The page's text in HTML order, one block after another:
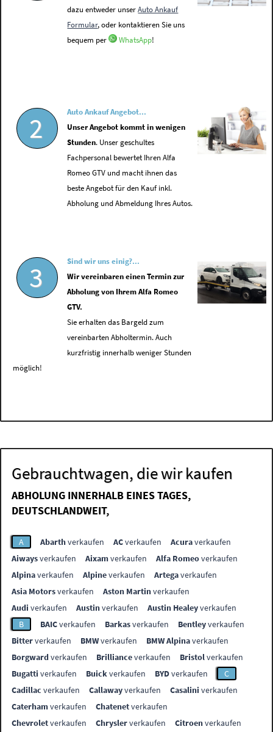
dazu entweder unserAuto Ankauf
Formular, oder kontaktieren Sie uns
bequem per
WhatsApp!
2
Auto Ankauf Angebot...
Unser Angebot kommt in wenigen
Stunden. Unser geschultes
Fachpersonal bewertet Ihren Alfa
Romeo GTV und macht ihnen das
beste Angebot für den Kauf inkl.
Abholung und Abmeldung Ihres Autos.
3
Sind wir uns einig?...
Wir vereinbaren einen Termin zur
Abholung von Ihrem Alfa Romeo
GTV.
Sie erhalten das Bargeld zum
vereinbarten Abholtermin. Auch
kurzfristig innerhalb weniger Stunden
möglich!
Gebrauchtwagen, die wir kaufen
ABHOLUNG INNERHALB EINES TAGES,
DEUTSCHLANDWEIT,
A Abarthverkaufen ACverkaufen Acuraverkaufen
Aiwaysverkaufen Aixamverkaufen Alfa Romeoverkaufen
Alpinaverkaufen Alpineverkaufen Artegaverkaufen
Asia Motorsverkaufen Aston Martinverkaufen
Audi verkaufen Austinverkaufen Austin Healeyverkaufen
B
BAICverkaufen Barkasverkaufen Bentleyverkaufen
Bitterverkaufen BMWverkaufen BMW Alpinaverkaufen
Borgwardverkaufen Brillianceverkaufen Bristolverkaufen
Bugatti verkaufen Buickverkaufen BYDverkaufen
C
Cadillac verkaufen Callawayverkaufen Casalini verkaufen
Caterhamverkaufen Chatenetverkaufen
Chevroletverkaufen Chryslerverkaufen Citroenverkaufen